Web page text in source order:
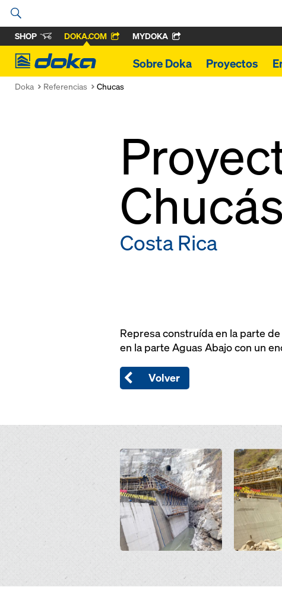
SHOP DOKA.COM MYDOKA
Doka
Sobre Doka Proyectos
Doka Referencias Chucas
Chucás
Costa Rica
Represa construída en la parte
en la parte Aguas Abajo con un
Volver
Open Open